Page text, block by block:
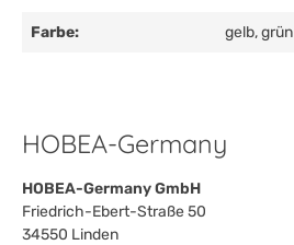
Farbe: gelb, grün
HOBEA-Germany
HOBEA-Germany GmbH
Friedrich-Ebert-Straße 50
34550 Linden